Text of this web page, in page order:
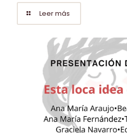
Leer más